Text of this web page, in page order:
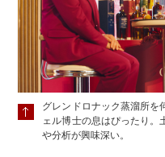
グレンドロナック蒸溜所を
ェル博士の息はぴったり。
や分析が興味深い。